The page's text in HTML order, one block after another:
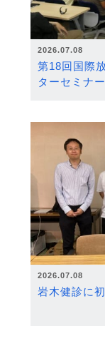
2026.07.08
第18回国際
ターセミナ
2026.07.08
岩木健診に